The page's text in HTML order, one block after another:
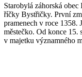
Starobylá záhorská
říčky Bystřičky. První
pramenech v roce 1358.
městečko. Od konce 15.
v majetku významného